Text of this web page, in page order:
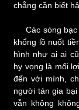
chẳng cần biết
Các sòng bạc
khổng lồ nuốt
hình như ai ai
hy vọng là mối
đến với mình,
người tán gia
vẫn không